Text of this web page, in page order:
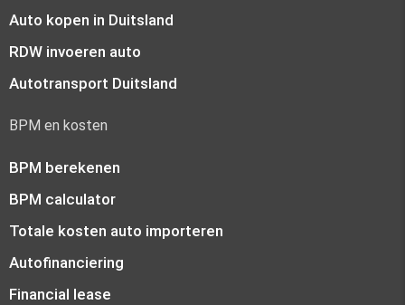
Auto kopen in Duitsland
RDW invoeren auto
Autotransport Duitsland
BPM en kosten
BPM berekenen
BPM calculator
Totale kosten auto importeren
Autofinanciering
Financial lease